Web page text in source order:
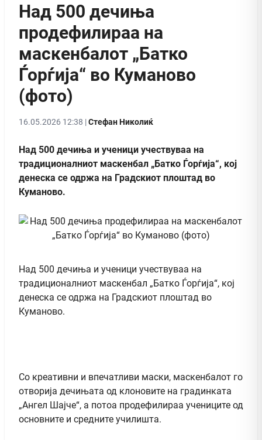
Над 500 дечиња
продефилираа на
маскенбалот „Батко
Ѓорѓија“ во Куманово
(фото)
16.05.2026 12:38 |Стефан Николиќ
Над 500 дечиња и ученици учествуваа на
традиционалниот маскенбал „Батко Ѓорѓија“, кој
денеска се одржа на Градскиот плоштад во
Куманово.
Над 500 дечиња и ученици учествуваа на
традиционалниот маскенбал „Батко Ѓорѓија“, кој
денеска се одржа на Градскиот плоштад во
Куманово.
Со креативни и впечатливи маски, маскенбалот го
отворија дечињата од клоновите на градинката
„Ангел Шајче“, а потоа продефилираа учениците од
основните и средните училишта.